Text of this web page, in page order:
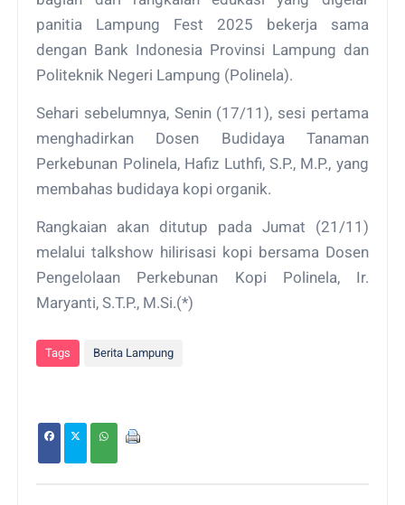
panitia Lampung Fest 2025 bekerja sama
dengan Bank Indonesia Provinsi Lampung dan
Politeknik Negeri Lampung (Polinela).
Sehari sebelumnya, Senin (17/11), sesi pertama
menghadirkan Dosen Budidaya Tanaman
Perkebunan Polinela, Hafiz Luthfi, S.P., M.P., yang
membahas budidaya kopi organik.
Rangkaian akan ditutup pada Jumat (21/11)
melalui talkshow hilirisasi kopi bersama Dosen
Pengelolaan Perkebunan Kopi Polinela, Ir.
Maryanti, S.T.P., M.Si.(*)
Tags Berita Lampung